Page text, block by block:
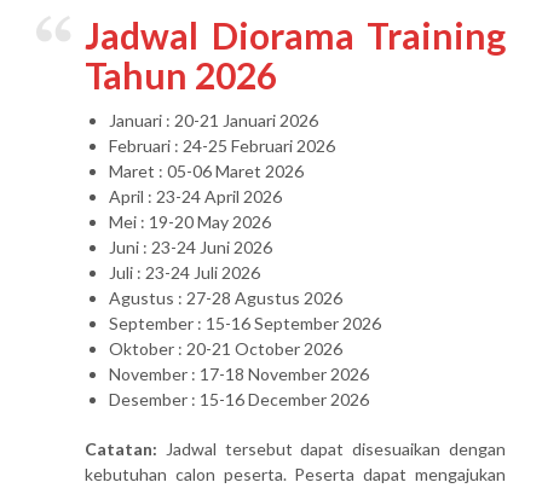
Jadwal Diorama Training
Tahun 2026
Januari : 20-21 Januari 2026
Februari : 24-25 Februari 2026
Maret : 05-06 Maret 2026
April : 23-24 April 2026
Mei : 19-20 May 2026
Juni : 23-24 Juni 2026
Juli : 23-24 Juli 2026
Agustus : 27-28 Agustus 2026
September : 15-16 September 2026
Oktober : 20-21 October 2026
November : 17-18 November 2026
Desember : 15-16 December 2026
Catatan: Jadwal tersebut dapat disesuaikan dengan
kebutuhan calon peserta. Peserta dapat mengajukan